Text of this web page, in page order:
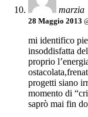
marzia
28 Maggio 2013
mi identifico
insoddisfatta
proprio
progetti siano
momento di
saprò mai fin